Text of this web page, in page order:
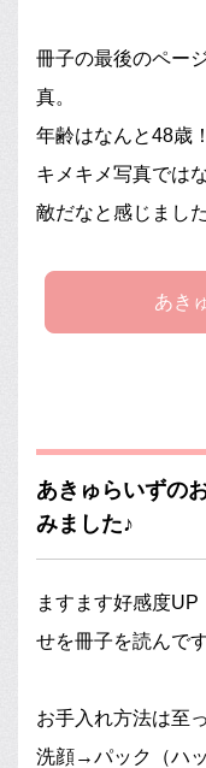
冊子の最後のペー
真。
年齢はなんと48歳
キメキメ写真では
敵だなと感じました
あき
あきゅらいずの
みました♪
ますます好感度
せを冊子を読んで
お手入れ方法は至
洗顔→パック（ハ